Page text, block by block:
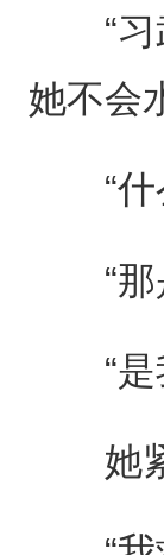
“习武
她不会
“什么
“那是
“是
她紧